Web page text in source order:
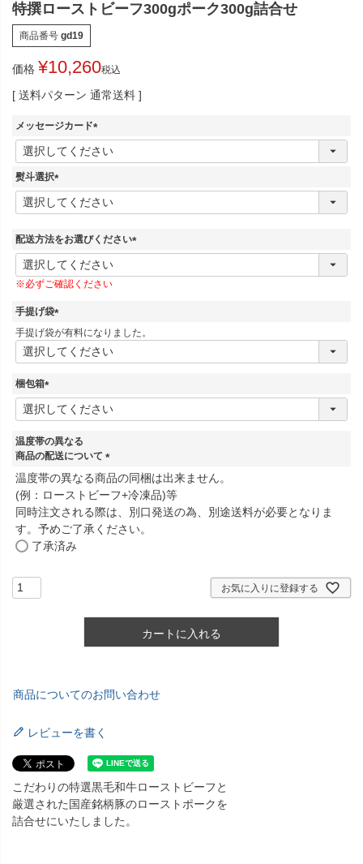
特撰ローストビーフ300gポーク300g詰合せ
商品番号 gd19
価格 ¥10,260税込
送料パターン 通常送料
メッセージカード
(
必
熨斗選択
(
必
)
配送方法をお選びください
(
※必ずご確認ください
手提げ袋
(
必
須
手提げ袋が有料になりました。
梱包箱
(
必
)
温度帯の異なる
商品の配送について
(
須
)
温度帯の異なる商品の同梱は出来ません。
(例：ローストビーフ+冷凍品)等
同時注文される際は、別口発送の為、別途送料が必要となりま
す。予めご了承ください。
了承済み
お気に入りに登録する
カートに入れる
商品についてのお問い合わせ
レビューを書く
こだわりの特選黒毛和牛ローストビーフと
厳選された国産銘柄豚のローストポークを
詰合せにいたしました。